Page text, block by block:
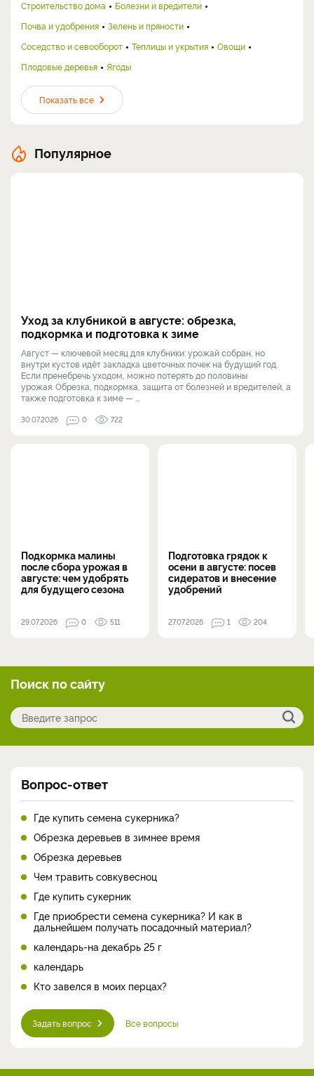
Строительство дома
Болезни и вредители
Почва и удобрения
Зелень и пряности
Соседство и севооборот
Теплицы и укрытия
Овощи
Плодовые деревья
Ягоды
Показать все
Популярное
Уход за клубникой в августе: обрезка,
подкормка и подготовка к зиме
Август — ключевой месяц для клубники: урожай собран, но
внутри кустов идёт закладка цветочных почек на будущий год.
Если пренебречь уходом, можно потерять до половины
урожая. Обрезка, подкормка, защита от болезней и вредителей, а
также подготовка к зиме — ...
30.07.2026 0 722
Подкормка малины
после сбора урожая в
августе: чем удобрять
для будущего сезона
29.07.2026 0 511
Подготовка грядок к
осени в августе: посев
сидератов и внесение
удобрений
27.07.2026 1 204
Поиск по сайту
Вопрос-ответ
Где купить семена сукерника?
Обрезка деревьев в зимнее время
Обрезка деревьев
Чем травить совкувесноц
Где купить сукерник
Где приобрести семена сукерника? И как в
дальнейшем получать посадочный материал?
календарь-на декабрь 25 г
календарь
Кто завелся в моих перцах?
Задать вопрос Все вопросы